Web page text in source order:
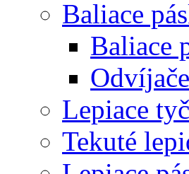
Baliace
Baliace
Lepiace
Tekuté